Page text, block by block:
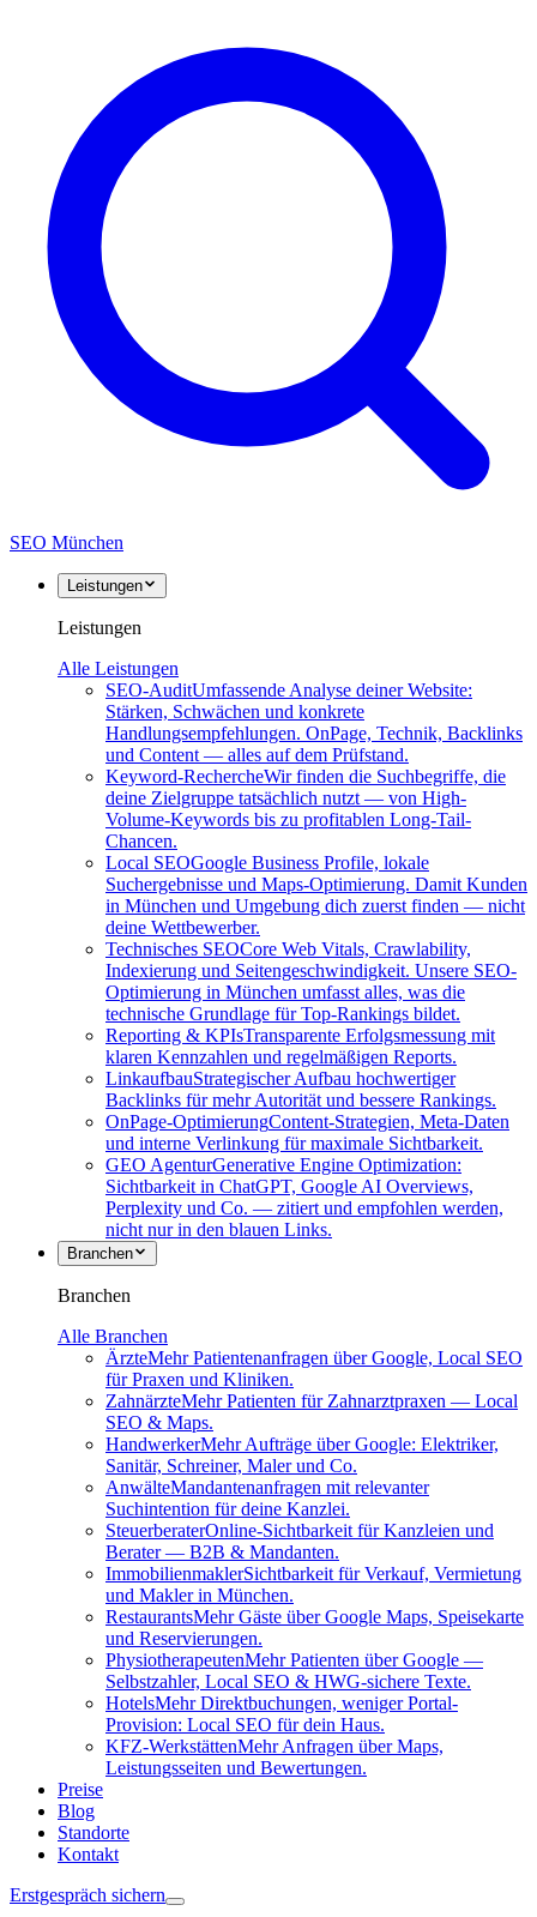
SEO München
Leistungen
Leistungen
Alle Leistungen
SEO-AuditUmfassende Analyse deiner Website:
Stärken, Schwächen und konkrete
Handlungsempfehlungen. OnPage, Technik, Backlinks
und Content — alles auf dem Prüfstand.
Keyword-RechercheWir finden die Suchbegriffe, die
deine Zielgruppe tatsächlich nutzt — von High-
Volume-Keywords bis zu profitablen Long-Tail-
Chancen.
Local SEOGoogle Business Profile, lokale
Suchergebnisse und Maps-Optimierung. Damit Kunden
in München und Umgebung dich zuerst finden — nicht
deine Wettbewerber.
Technisches SEOCore Web Vitals, Crawlability,
Indexierung und Seitengeschwindigkeit. Unsere SEO-
Optimierung in München umfasst alles, was die
technische Grundlage für Top-Rankings bildet.
Reporting & KPIsTransparente Erfolgsmessung mit
klaren Kennzahlen und regelmäßigen Reports.
LinkaufbauStrategischer Aufbau hochwertiger
Backlinks für mehr Autorität und bessere Rankings.
OnPage-OptimierungContent-Strategien, Meta-Daten
und interne Verlinkung für maximale Sichtbarkeit.
GEO AgenturGenerative Engine Optimization:
Sichtbarkeit in ChatGPT, Google AI Overviews,
Perplexity und Co. — zitiert und empfohlen werden,
nicht nur in den blauen Links.
Branchen
Branchen
Alle Branchen
ÄrzteMehr Patientenanfragen über Google, Local SEO
für Praxen und Kliniken.
ZahnärzteMehr Patienten für Zahnarztpraxen — Local
SEO & Maps.
HandwerkerMehr Aufträge über Google: Elektriker,
Sanitär, Schreiner, Maler und Co.
AnwälteMandantenanfragen mit relevanter
Suchintention für deine Kanzlei.
SteuerberaterOnline-Sichtbarkeit für Kanzleien und
Berater — B2B & Mandanten.
ImmobilienmaklerSichtbarkeit für Verkauf, Vermietung
und Makler in München.
RestaurantsMehr Gäste über Google Maps, Speisekarte
und Reservierungen.
PhysiotherapeutenMehr Patienten über Google —
Selbstzahler, Local SEO & HWG-sichere Texte.
HotelsMehr Direktbuchungen, weniger Portal-
Provision: Local SEO für dein Haus.
KFZ-WerkstättenMehr Anfragen über Maps,
Leistungsseiten und Bewertungen.
Preise
Blog
Standorte
Kontakt
Erstgespräch sichern